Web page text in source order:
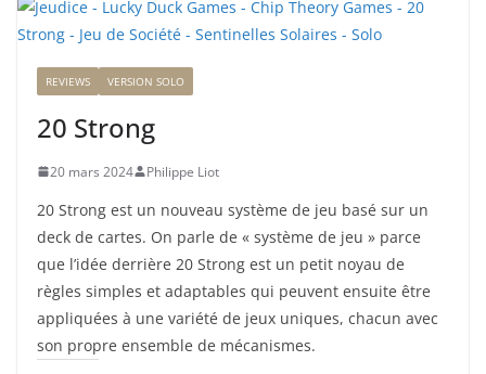
REVIEWS VERSION SOLO
20 Strong
20 mars 2024 Philippe Liot
20 Strong est un nouveau système de jeu basé sur un
deck de cartes. On parle de « système de jeu » parce
que l’idée derrière 20 Strong est un petit noyau de
règles simples et adaptables qui peuvent ensuite être
appliquées à une variété de jeux uniques, chacun avec
son propre ensemble de mécanismes.